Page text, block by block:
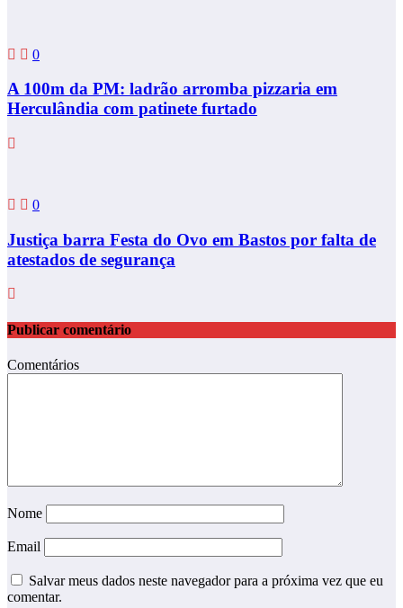
0
A 100m da PM: ladrão arromba pizzaria em
Herculândia com patinete furtado
0
Justiça barra Festa do Ovo em Bastos por falta de
atestados de segurança
Publicar comentário
Comentários
Nome
Email
Salvar meus dados neste navegador para a próxima vez que eu
comentar.